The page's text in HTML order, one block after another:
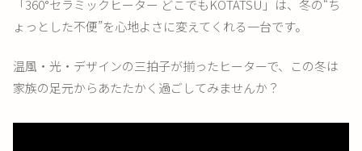
「360°セラミックヒーター どこでもKOTATSU」は、冬の“ち
ょっとした不便”を心地よさに変えてくれる一台です。
温風・光・デザインの三拍子が揃ったヒーターで、この冬は
家族の足元からあたたかく過ごしてみませんか？